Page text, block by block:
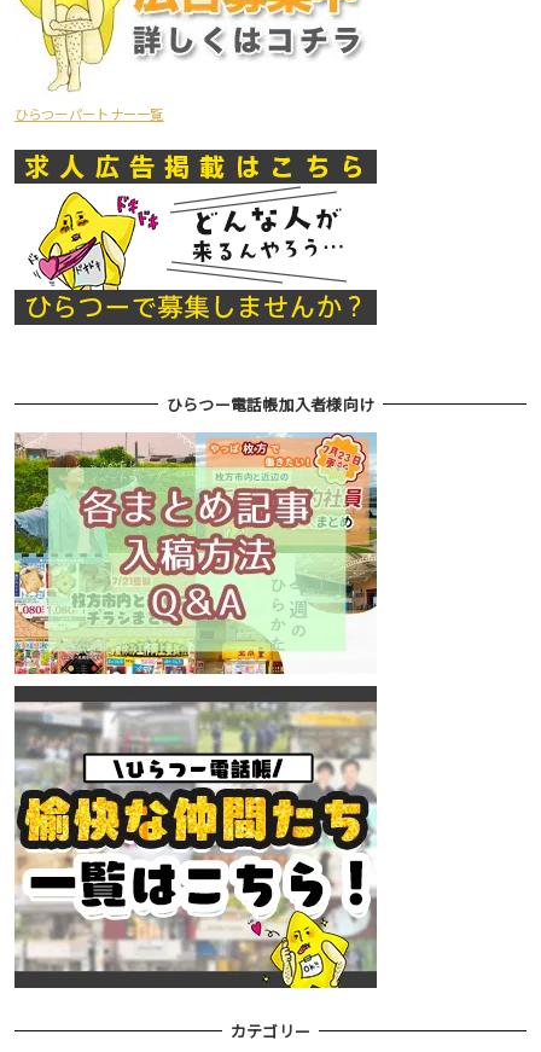
ひらつーパートナー一覧
ひらつー電話帳加入者様向け
カテゴリー